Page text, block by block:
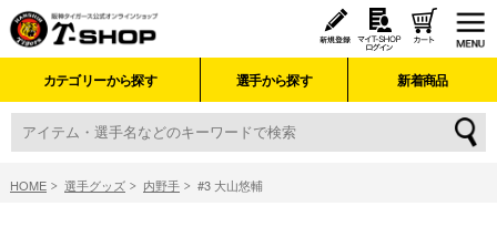
カテゴリーから探す 選手から探す 新着商品
HOME 選手グッズ 内野手 #3 大山悠輔